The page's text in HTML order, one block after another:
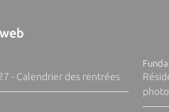
- Calendrier des rentrées